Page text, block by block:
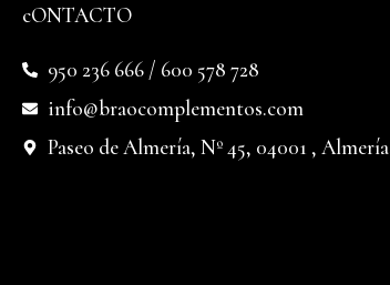
cONTACTO
950 236 666 / 600 578 728
info@braocomplementos.com
Paseo de Almería, Nº 45, 04001 , Almería